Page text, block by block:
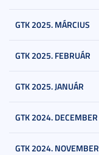
GTK 2025. MÁRCIUS
GTK 2025. FEBRUÁR
GTK 2025. JANUÁR
GTK 2024. DECEMBER
GTK 2024. NOVEMBER